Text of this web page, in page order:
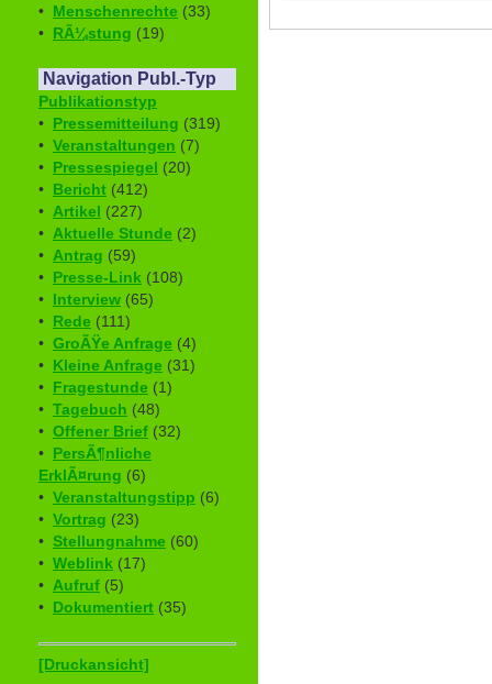
• Menschenrechte (33)
• RÃ¼stung (19)
Navigation Publ.-Typ
Publikationstyp
• Pressemitteilung (319)
• Veranstaltungen (7)
• Pressespiegel (20)
• Bericht (412)
• Artikel (227)
• Aktuelle Stunde (2)
• Antrag (59)
• Presse-Link (108)
• Interview (65)
• Rede (111)
• GroÃŸe Anfrage (4)
• Kleine Anfrage (31)
• Fragestunde (1)
• Tagebuch (48)
• Offener Brief (32)
• PersÃ¶nliche
ErklÃ¤rung (6)
• Veranstaltungstipp (6)
• Vortrag (23)
• Stellungnahme (60)
• Weblink (17)
• Aufruf (5)
• Dokumentiert (35)
[Druckansicht]